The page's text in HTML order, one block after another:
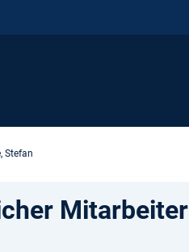
Stefan
Mitarbeiter